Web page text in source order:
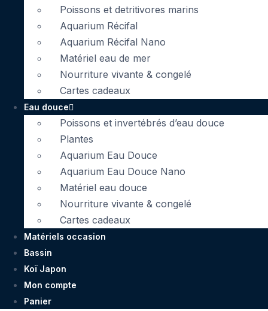
Poissons et detritivores marins
Aquarium Récifal
Aquarium Récifal Nano
Matériel eau de mer
Nourriture vivante & congelé
Cartes cadeaux
Eau douce
Poissons et invertébrés d’eau douce
Plantes
Aquarium Eau Douce
Aquarium Eau Douce Nano
Matériel eau douce
Nourriture vivante & congelé
Cartes cadeaux
Matériels occasion
Bassin
Koï Japon
Mon compte
Panier